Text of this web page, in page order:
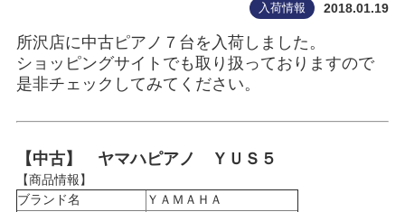
入荷情報 2018.01.19
所沢店に中古ピアノ７台を入荷しました。
ショッピングサイトでも取り扱っておりますので
是非チェックしてみてください。
【中古】 ヤマハピアノ ＹＵＳ５
【商品情報】
ブランド名
ＹＡＭＡＨＡ